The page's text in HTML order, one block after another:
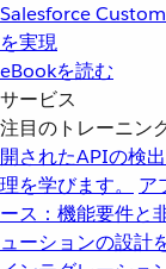
Salesforce
を実現
eBookを読む
サービス
注目のトレーニン
開されたAPIの検
理を学びます。
ア
ース：機能要件と
ューションの設計